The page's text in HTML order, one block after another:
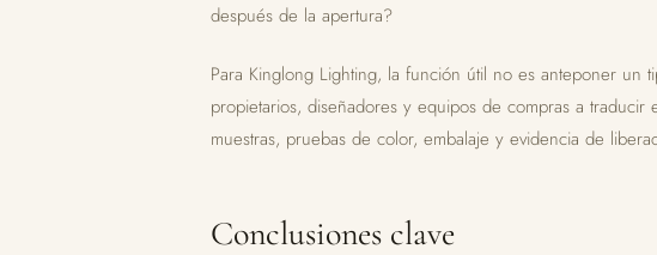
después de la apertura?
Para Kinglong Lighting, la función útil no es anteponer un
propietarios, diseñadores y equipos de compras a
muestras, pruebas de color, embalaje y evidencia de
Conclusiones clave